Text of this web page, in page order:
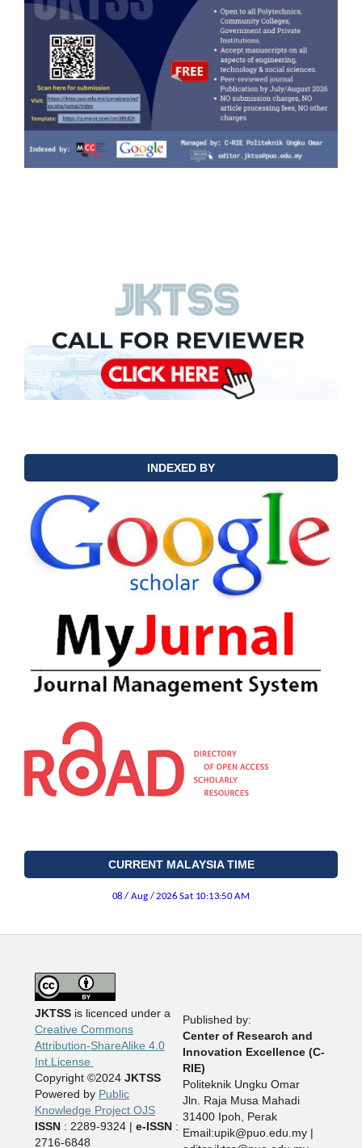
INDEXED BY
CURRENT MALAYSIA TIME
JKTSSis licenced under a
Creative Commons
Attribution-ShareAlike 4.0
Int.License
Copyright ©2024 JKTSS
Powered by Public
Knowledge Project OJS
ISSN: 2289-9324 | e-ISSN:
2716-6848
Published by:
Center of Research and
Innovation Excellence (C-
RIE)
Politeknik Ungku Omar
Jln. Raja Musa Mahadi
31400 Ipoh, Perak
Email:upik@puo.edu.my |